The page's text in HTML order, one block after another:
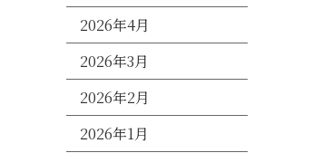
2026年4月
2026年3月
2026年2月
2026年1月